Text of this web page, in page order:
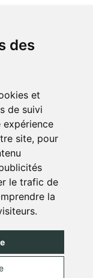
des
et
de suivi
site, pour
le trafic de
la
livraison
& Collect
domicile
Point Relais